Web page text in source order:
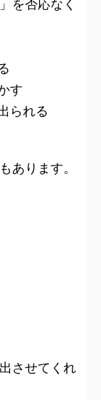
を否応なく
す
られる
あります。
させてくれ